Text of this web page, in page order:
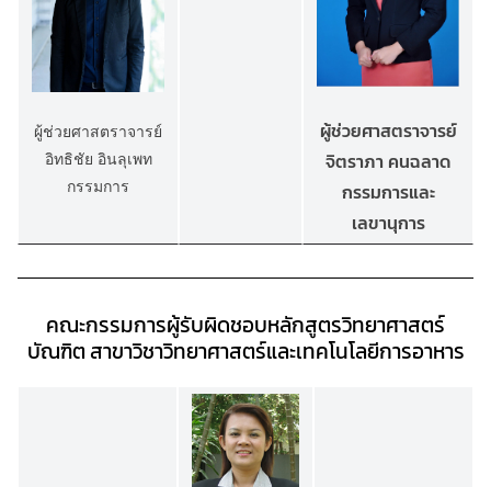
ผู้ช่วยศาสตราจารย์
อิทธิชัย อินลุเพท
กรรมการ
ผู้ช่วยศาสตราจารย์
จิตราภา คนฉลาด
กรรมการและ
เลขานุการ
คณะกรรมการผู้รับผิดชอบหลักสูตรวิทยาศาสตร์
บัณฑิต สาขาวิชาวิทยาศาสตร์และเทคโนโลยีการอาหาร